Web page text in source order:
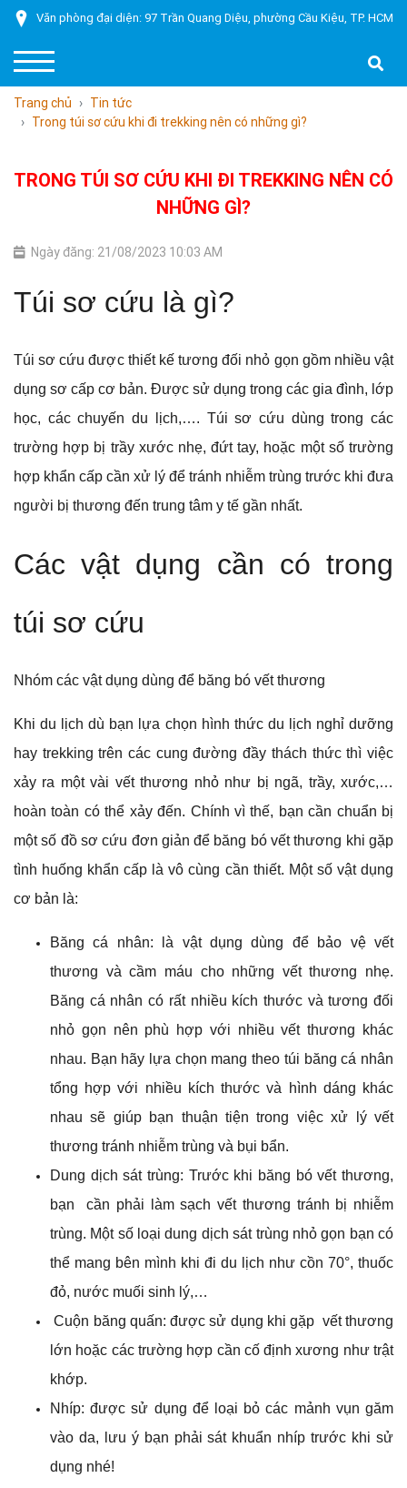
Văn phòng đại diện: 97 Trần Quang Diệu, phường Cầu Kiệu, TP. HCM
Trang chủ
Tin tức
Trong túi sơ cứu khi đi trekking nên có những gì?
TRONG TÚI SƠ CỨU KHI ĐI TREKKING NÊN CÓ
NHỮNG GÌ?
Ngày đăng: 21/08/2023 10:03 AM
Túi sơ cứu là gì?
Túi sơ cứu được thiết kế tương đối nhỏ gọn gồm nhiều vật
dụng sơ cấp cơ bản. Được sử dụng trong các gia đình, lớp
học, các chuyến du lịch,…. Túi sơ cứu dùng trong các
trường hợp bị trầy xước nhẹ, đứt tay, hoặc một số trường
hợp khẩn cấp cần xử lý để tránh nhiễm trùng trước khi đưa
người bị thương đến trung tâm y tế gần nhất.
Các vật dụng cần có trong
túi sơ cứu
Nhóm các vật dụng dùng để băng bó vết thương
Khi du lịch dù bạn lựa chọn hình thức du lịch nghỉ dưỡng
hay trekking trên các cung đường đầy thách thức thì việc
xảy ra một vài vết thương nhỏ như bị ngã, trầy, xước,…
hoàn toàn có thể xảy đến. Chính vì thế, bạn cần chuẩn bị
một số đồ sơ cứu đơn giản để băng bó vết thương khi gặp
tình huống khẩn cấp là vô cùng cần thiết. Một số vật dụng
cơ bản là:
Băng cá nhân: là vật dụng dùng để bảo vệ vết
thương và cầm máu cho những vết thương nhẹ.
Băng cá nhân có rất nhiều kích thước và tương đối
nhỏ gọn nên phù hợp với nhiều vết thương khác
nhau. Bạn hãy lựa chọn mang theo túi băng cá nhân
tổng hợp với nhiều kích thước và hình dáng khác
nhau sẽ giúp bạn thuận tiện trong việc xử lý vết
thương tránh nhiễm trùng và bụi bẩn.
Dung dịch sát trùng: Trước khi băng bó vết thương,
bạn cần phải làm sạch vết thương tránh bị nhiễm
trùng. Một số loại dung dịch sát trùng nhỏ gọn bạn có
thể mang bên mình khi đi du lịch như cồn 70°, thuốc
đỏ, nước muối sinh lý,…
Cuộn băng quấn: được sử dụng khi gặp vết thương
lớn hoặc các trường hợp cần cố định xương như trật
khớp.
Nhíp: được sử dụng để loại bỏ các mảnh vụn găm
vào da, lưu ý bạn phải sát khuẩn nhíp trước khi sử
dụng nhé!